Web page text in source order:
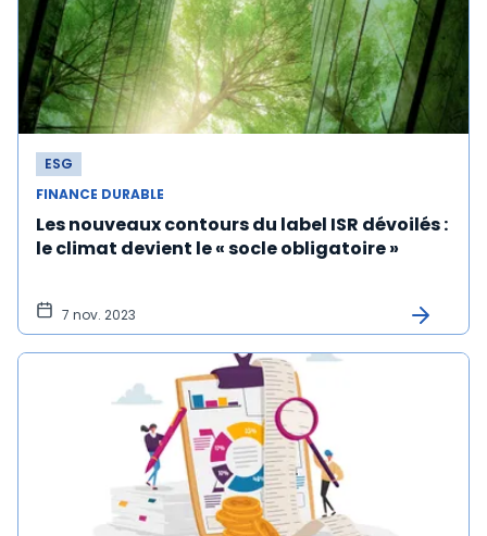
ESG
FINANCE DURABLE
Les nouveaux contours du label ISR dévoilés :
le climat devient le « socle obligatoire »
7 nov. 2023